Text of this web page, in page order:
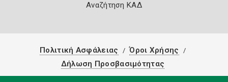
Αναζήτηση ΚΑΔ
Πολιτική Ασφάλειας
Όροι Χρήσης
Δήλωση Προσβασιμότητας